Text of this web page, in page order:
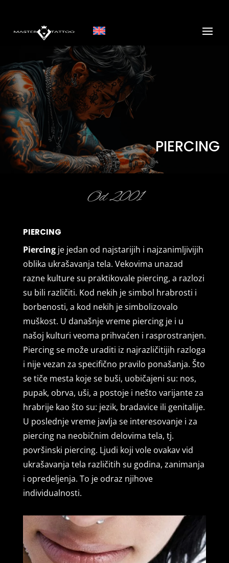
PIERCING
Od 2001
PIERCING
Piercing je jedan od najstarijih i najzanimljivijih
oblika ukrašavanja tela. Vekovima unazad
razne kulture su praktikovale piercing, a razlozi
su bili različiti. Kod nekih je simbol hrabrosti i
borbenosti, a kod nekih je simbolizovalo
muškost. U današnje vreme piercing je i u
našoj kulturi veoma prihvaćen i rasprostranjen.
Piercing se može uraditi iz najrazličitijih razloga
i nije vezan za specifično pravilo ponašanja. Što
se tiče mesta koje se buši, uobičajeni su: nos,
pupak, obrva, uši, a postoje i nešto varijante za
hrabrije kao što su: jezik, bradavice ili genitalije.
U poslednje vreme javlja se interesovanje i za
piercing na neobičnim delovima tela, tj.
površinski piercing. Ljudi koji vole ovakav vid
ukrašavanja tela različitih su godina, zanimanja
i opredeljenja. To je odraz njihove
individualnosti.